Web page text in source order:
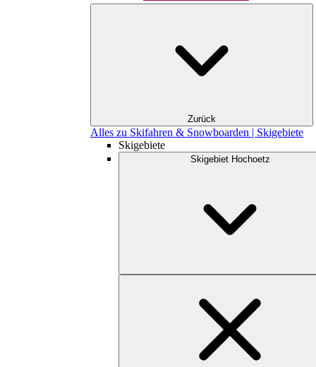
Zurück
Alles zu Skifahren & Snowboarden | Skigebiete
Skigebiete
Skigebiet Hochoetz